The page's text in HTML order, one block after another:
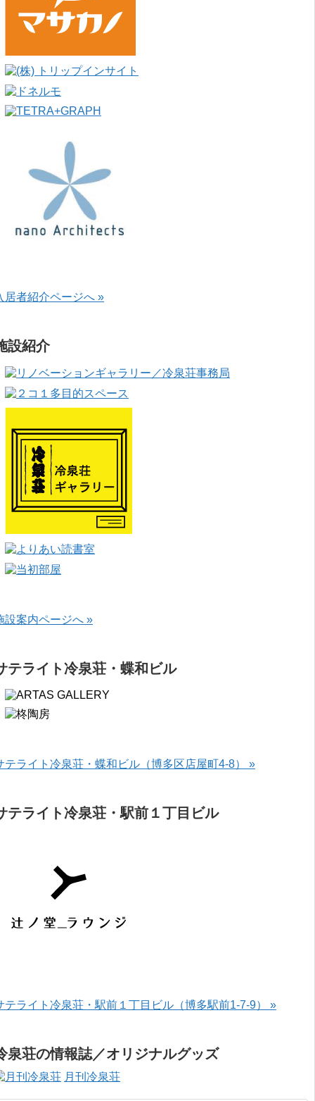
居者紹介ページへ »
設紹介
設案内ページへ »
テライト冷泉荘・蝶和ビル
テライト冷泉荘・蝶和ビル（博多区店屋町4-8） »
テライト冷泉荘・駅前１丁目ビル
テライト冷泉荘・駅前１丁目ビル（博多駅前1-7-9） »
泉荘の情報誌／オリジナルグッズ
月刊冷泉荘